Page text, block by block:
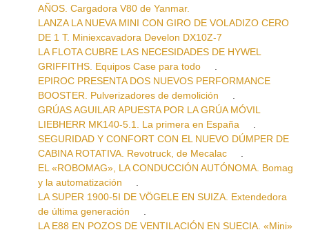
AÑOS. Cargadora V80 de Yanmar.
LANZA LA NUEVA MINI CON GIRO DE VOLADIZO CERO
DE 1 T. Miniexcavadora Develon DX10Z-7
LA FLOTA CUBRE LAS NECESIDADES DE HYWEL
GRIFFITHS. Equipos Case para todo
EPIROC PRESENTA DOS NUEVOS PERFORMANCE
BOOSTER. Pulverizadores de demolición
GRÚAS AGUILAR APUESTA POR LA GRÚA MÓVIL
LIEBHERR MK140-5.1. La primera en España
SEGURIDAD Y CONFORT CON EL NUEVO DÚMPER DE
CABINA ROTATIVA. Revotruck, de Mecalac
EL «ROBOMAG», LA CONDUCCIÓN AUTÓNOMA. Bomag
y la automatización
LA SUPER 1900-5I DE VÖGELE EN SUIZA. Extendedora
de última generación
LA E88 EN POZOS DE VENTILACIÓN EN SUECIA. «Mini»